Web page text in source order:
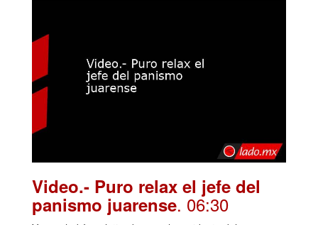
Video.- Puro relax el jefe del
panismo juarense. 06:30